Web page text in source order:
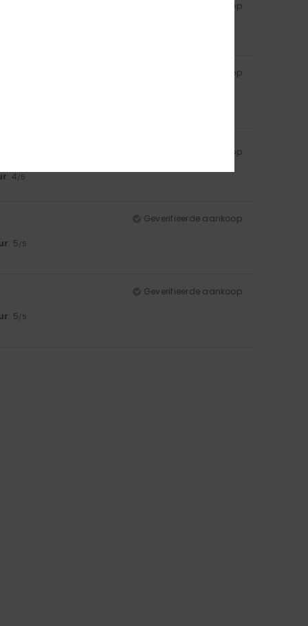
Geverifieerde aankoop
Geverifieerde aankoop
Geverifieerde aankoop
: 4/5
Geverifieerde aankoop
: 5/5
Geverifieerde aankoop
: 5/5